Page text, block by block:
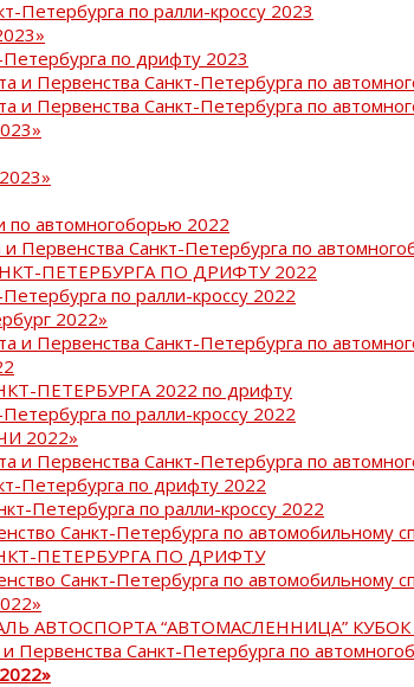
Петербурга по ралли-кроссу 2023
Петербурга по дрифту 2023
и Первенства Санкт-Петербурга по
и Первенства Санкт-Петербурга по
по автомногоборью 2022
Первенства Санкт-Петербурга по
ПЕТЕРБУРГА ПО ДРИФТУ 2022
по ралли-кроссу 2022
2022»
и Первенства Санкт-Петербурга по
ПЕТЕРБУРГА 2022 по дрифту
по ралли-кроссу 2022
2022»
и Первенства Санкт-Петербурга по
Петербурга по дрифту 2022
Петербурга по ралли-кроссу 2022
Санкт-Петербурга по автомобильному
ПЕТЕРБУРГА ПО ДРИФТУ
Санкт-Петербурга по автомобильному
АВТОСПОРТА “АВТОМАСЛЕННИЦА”
Первенства Санкт-Петербурга по